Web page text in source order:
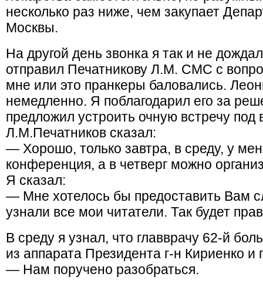
несколько раз ниже, чем закупает
Москвы.
На другой день звонка я так и не
отправил Печатникову Л.М. СМС с
мне или это пранкеры баловались.
немедленно. Я поблагодарил его за
предложил устроить очную встречу под
Л.М.Печатников сказал:
— Хорошо, только завтра, в среду, у
конференция, а в четверг можно
Я сказал:
— Мне хотелось бы предоставить Вам
узнали все мои читатели. Так будет
В среду я узнал, что главврачу 62-й
из аппарата Президента г-н Кириенко и
— Нам поручено разобраться.